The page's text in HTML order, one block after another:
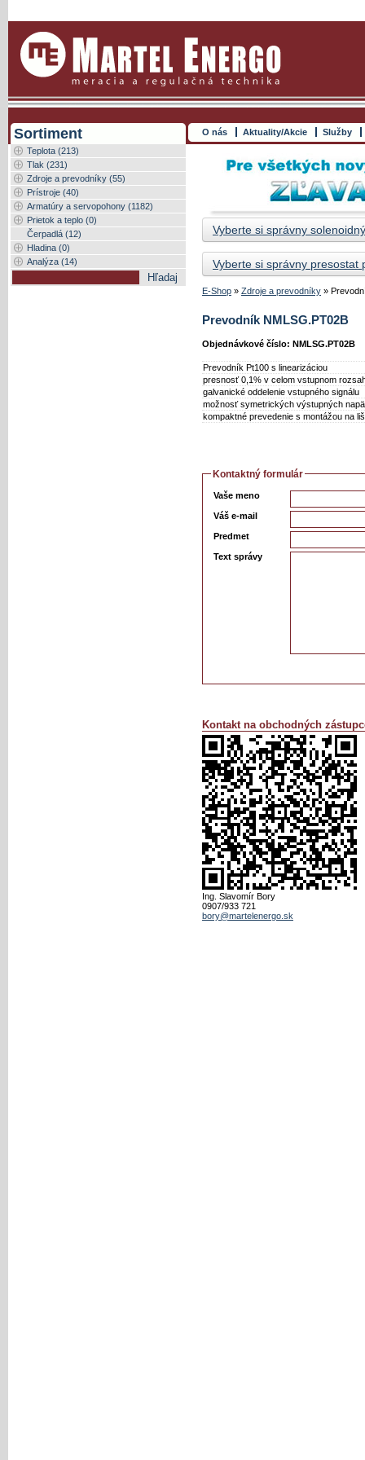
O nás Aktuality/Akcie Služby
Sortiment
Teplota (213)
Tlak (231)
Zdroje a prevodníky (55)
Prístroje (40)
Armatúry a servopohony (1182)
Prietok a teplo (0)
Čerpadlá (12)
Hladina (0)
Analýza (14)
Vyberte si správny
Vyberte si správny presostat
E-Shop » Zdroje a prevodníky »
Prevodník NMLSG.PT02B
Objednávkové číslo: NMLSG.PT02B
Prevodník Pt100 s linearizáciou
presnosť 0,1% v celom vstupnom
galvanické oddelenie vstupného signálu
možnosť symetrických výstupných
kompaktné prevedenie s montážou na
Kontaktný formulár
Vaše meno
Váš e-mail
Predmet
Text správy
Kontakt na obchodných
Ing. Slavomír Bory
0907/933 721
bory@martelenergo.sk